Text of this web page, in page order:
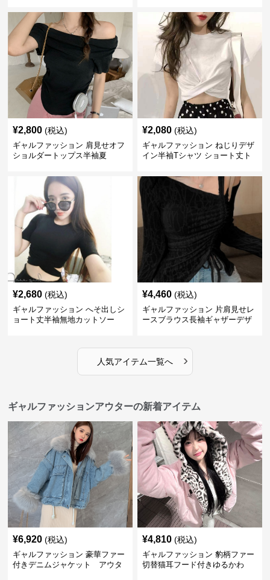
¥2,800 (税込)
ギャルファッション 肩見せオフ
ショルダートップス半袖夏
¥2,080 (税込)
ギャルファッション ねじりデザ
イン半袖Tシャツ ショート丈ト
¥2,680 (税込)
ギャルファッション へそ出しシ
ョート丈半袖無地カットソー
¥4,460 (税込)
ギャルファッション 片肩見せレ
ースブラウス長袖ギャザーデザ
人気アイテム一覧へ ›
ギャルファッションアウターの新着アイテム
¥6,920 (税込)
ギャルファッション 豪華ファー
付きデニムジャケット アウタ
¥4,810 (税込)
ギャルファッション 豹柄ファー
切替猫耳フード付きゆるかわ